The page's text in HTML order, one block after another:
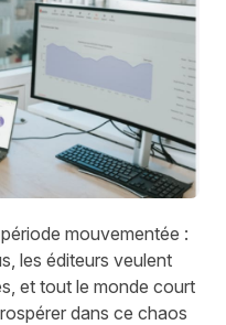
mouvementée :
les éditeurs veulent
et tout le monde court
dans ce chaos